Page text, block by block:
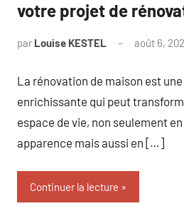
votre projet de
par Louise KESTEL août 6,
La rénovation de maison est
enrichissante qui peut
espace de vie, non seulement
apparence mais aussi en […]
Continuer la lecture